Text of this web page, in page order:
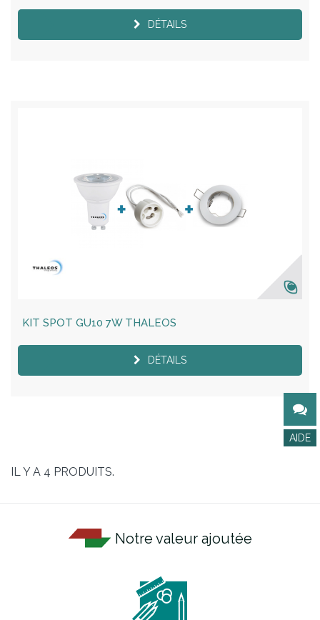
DÉTAILS
KIT SPOT GU10 7W THALEOS
DÉTAILS
IL Y A 4 PRODUITS.
Notre valeur ajoutée